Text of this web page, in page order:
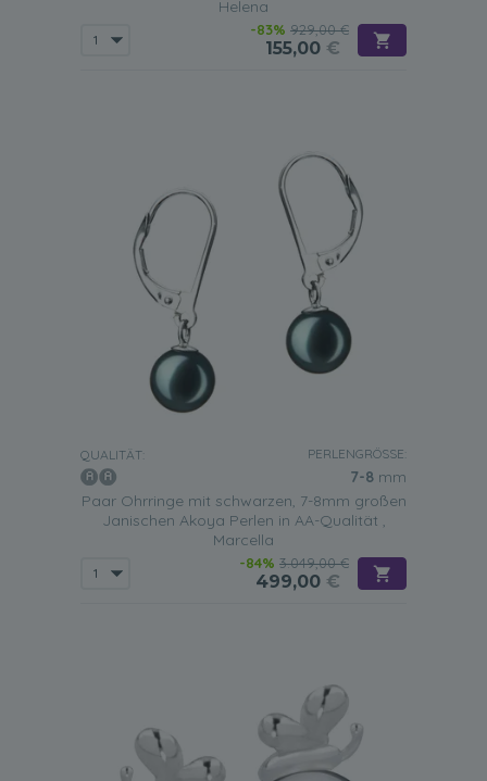
Helena
-83% 929,00 €
155,00 €
QUALITÄT: PERLENGRÖSSE:
7-8 mm
Paar Ohrringe mit schwarzen, 7-8mm großen
Janischen Akoya Perlen in AA-Qualität ,
Marcella
-84% 3.049,00 €
499,00 €